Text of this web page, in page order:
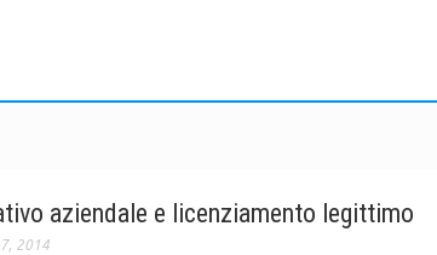
aziendale e licenziamento legittimo
2014